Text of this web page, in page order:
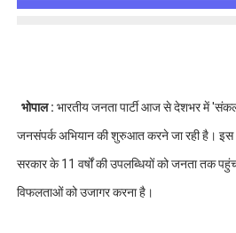
भोपाल : भारतीय जनता पार्टी आज से देशभर में
जनसंपर्क अभियान की शुरुआत करने जा रही है। इस
सरकार के 11 वर्षों की उपलब्धियों को जनता तक
विफलताओं को उजागर करना है।